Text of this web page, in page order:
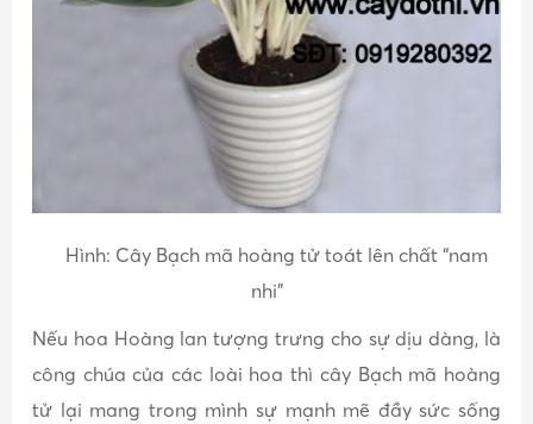
Hình: Cây Bạch mã hoàng tử toát lên chất “nam
nhi”
Nếu hoa Hoàng lan tượng trưng cho sự dịu dàng, là
công chúa của các loài hoa thì cây Bạch mã hoàng
tử lại mang trong mình sự mạnh mẽ đầy sức sống